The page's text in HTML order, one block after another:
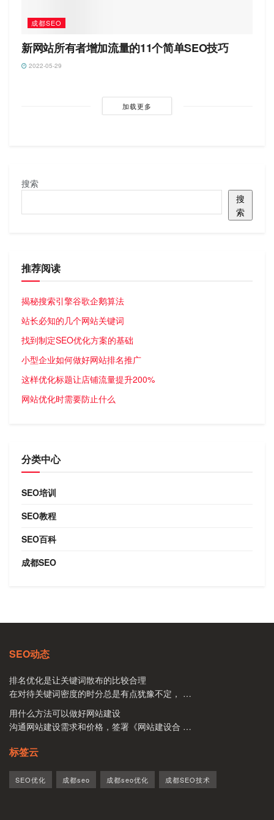
成都SEO
新网站所有者增加流量的11个简单SEO技巧
2022-05-29
加载更多
搜索
搜
索
推荐阅读
揭秘搜索引擎谷歌企鹅算法
站长必知的几个网站关键词
找到制定SEO优化方案的基础
小型企业如何做好网站排名推广
这样优化标题让店铺流量提升200%
网站优化时需要防止什么
分类中心
SEO培训
SEO教程
SEO百科
成都SEO
SEO动态
排名优化是让关键词散布的比较合理
在对待关键词密度的时分总是有点犹豫不定， …
用什么方法可以做好网站建设
沟通网站建设需求和价格，签署《网站建设合 …
标签云
SEO优化 成都seo 成都seo优化 成都SEO技术